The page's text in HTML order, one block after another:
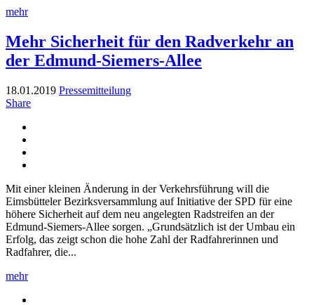
mehr
Mehr Sicherheit für den Radverkehr an
der Edmund-Siemers-Allee
18.01.2019 Pressemitteilung
Share
Mit einer kleinen Änderung in der Verkehrsführung will die
Eimsbütteler Bezirksversammlung auf Initiative der SPD für eine
höhere Sicherheit auf dem neu angelegten Radstreifen an der
Edmund-Siemers-Allee sorgen. „Grundsätzlich ist der Umbau ein
Erfolg, das zeigt schon die hohe Zahl der Radfahrerinnen und
Radfahrer, die...
mehr